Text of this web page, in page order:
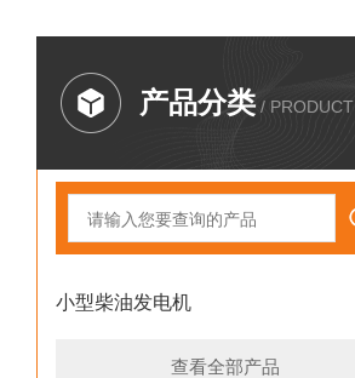
产品分类 / PRODUCT
小型柴油发电机
查看全部产品